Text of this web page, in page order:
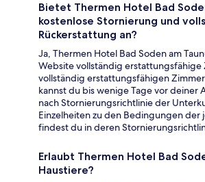
Bietet Thermen Hotel Bad
kostenlose Stornierung und
Rückerstattung an?
Ja, Thermen Hotel Bad Soden am
Website vollständig erstattungsfähige
vollständig erstattungsfähigen
kannst du bis wenige Tage vor deiner
nach Stornierungsrichtlinie der
Einzelheiten zu den Bedingungen
findest du in deren
Erlaubt Thermen Hotel Bad
Haustiere?